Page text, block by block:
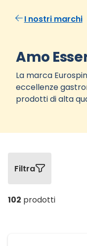
I nostri marchi
Amo
La marca
eccellenze
prodotti di alta
Filtra
102 prodotti